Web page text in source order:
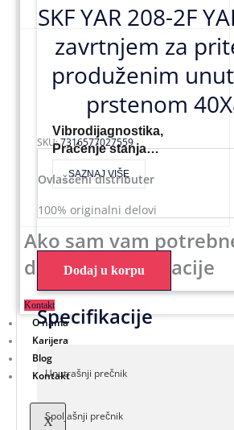
Vibrodijagnostika,
Praćenje stanja…
SAZNAJ VIŠE
Ako sam vam
dodatne informacije
Kontakt
O nama
Karijera
Blog
Kontakt
X
SKF YAR 208-2F
zavrtnjem za
produženim
prstenom
SKU:7316577027559
Ovlašćeni distributer
100% originalni delovi
Dodaj u korpu
Specifikacije
Unutrašnji prečnik
Spoljašnji prečnik